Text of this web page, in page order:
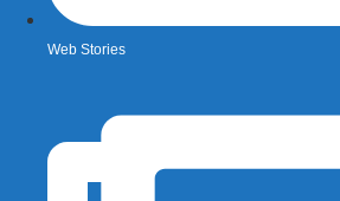
Web Stories